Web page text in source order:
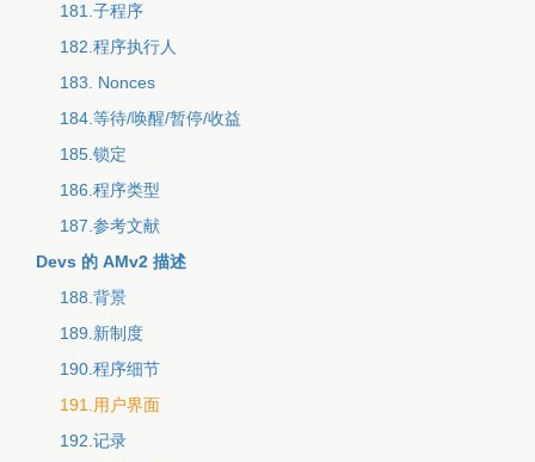
181.子程序
182.程序执行人
183. Nonces
184.等待/唤醒/暂停/收益
185.锁定
186.程序类型
187.参考文献
Devs 的 AMv2 描述
188.背景
189.新制度
190.程序细节
191.用户界面
192.记录